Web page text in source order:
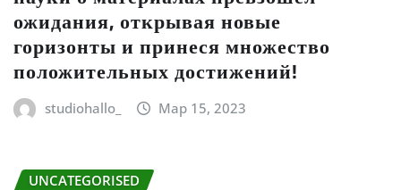
ожидания, открывая новые
горизонты и принеся множество
положительных достижений!
studiohallo_ Мар 15, 2023
UNCATEGORISED